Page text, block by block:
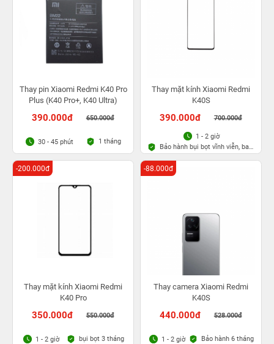
Thay pin Xiaomi Redmi K40 Pro
Plus (K40 Pro+, K40 Ultra)
390.000đ 650.000đ
30 - 45 phút 1 tháng
Thay mặt kính Xiaomi Redmi
K40S
390.000đ 700.000đ
1 - 2 giờ
Bảo hành bụi bọt vĩnh viễn, bao
rơi vỡ kính
Thay mặt kính Xiaomi Redmi
K40 Pro
350.000đ 550.000đ
-200.000đ
1 - 2 giờ bụi bọt 3 tháng
Thay camera Xiaomi Redmi
K40S
440.000đ 528.000đ
-88.000đ
1 - 2 giờ Bảo hành 6 tháng